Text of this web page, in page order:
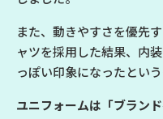
また、動きやすさを優先
ャツを採用した結果、内
っぽい印象になったとい
ユニフォームは「ブラン